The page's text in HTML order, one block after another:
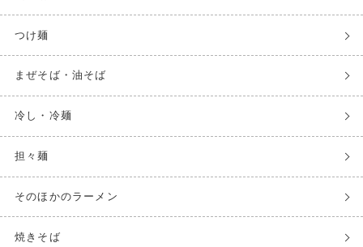
つけ麺
まぜそば・油そば
冷し・冷麺
担々麺
そのほかのラーメン
焼きそば